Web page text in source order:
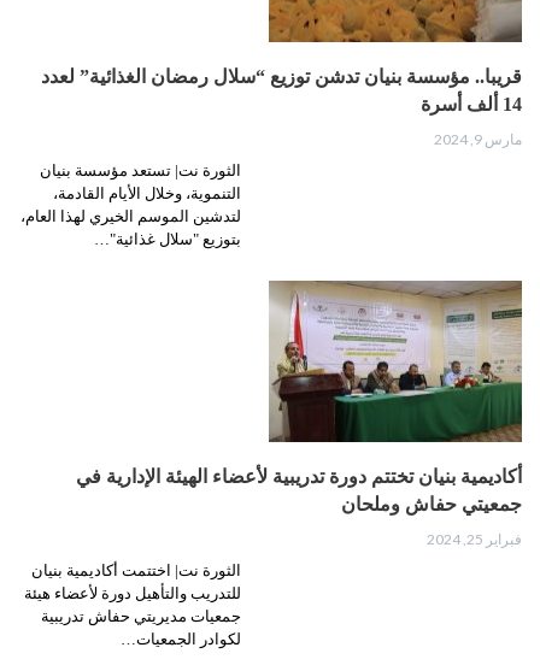
قريبا.. مؤسسة بنيان تدشن توزيع “سلال رمضان الغذائية” لعدد
14 ألف أسرة
مارس 9, 2024
الثورة نت| تستعد مؤسسة بنيان
التنموية، وخلال الأيام القادمة،
لتدشين الموسم الخيري لهذا العام،
بتوزيع "سلال غذائية"…
أكاديمية بنيان تختتم دورة تدريبية لأعضاء الهيئة الإدارية في
جمعيتي حفاش وملحان
فبراير 25, 2024
الثورة نت| اختتمت أكاديمية بنيان
للتدريب والتأهيل دورة لأعضاء هيئة
جمعيات مديريتي حفاش تدريبية
لكوادر الجمعيات…